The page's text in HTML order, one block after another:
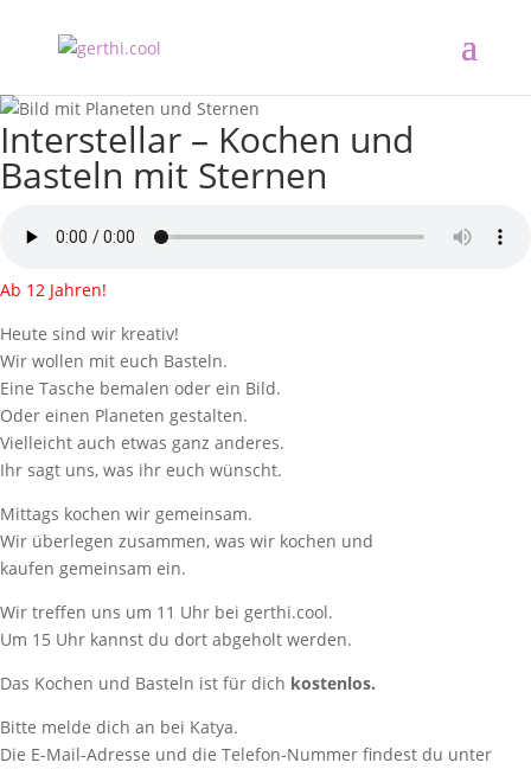
Interstellar – Kochen und
Basteln mit Sternen
Ab 12 Jahren!
Heute sind wir kreativ!
Wir wollen mit euch Basteln.
Eine Tasche bemalen oder ein Bild.
Oder einen Planeten gestalten.
Vielleicht auch etwas ganz anderes.
Ihr sagt uns, was ihr euch wünscht.
Mittags kochen wir gemeinsam.
Wir überlegen zusammen, was wir kochen und
kaufen gemeinsam ein.
Wir treffen uns um 11 Uhr bei gerthi.cool.
Um 15 Uhr kannst du dort abgeholt werden.
Das Kochen und Basteln ist für dich kostenlos.
Bitte melde dich an bei Katya.
Die E-Mail-Adresse und die Telefon-Nummer findest du unter